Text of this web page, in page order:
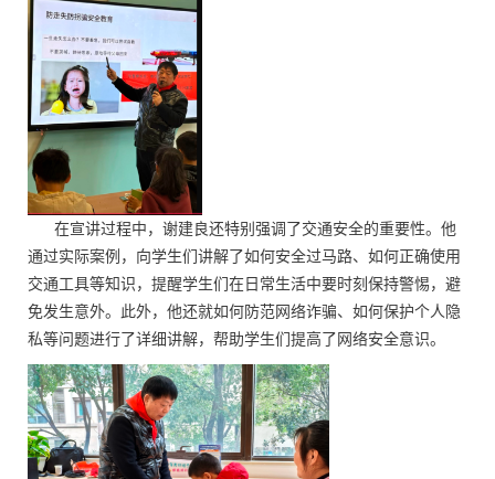
在宣讲过程中，谢建良还特别强调了交通安全的重要性。他
通过实际案例，向学生们讲解了如何安全过马路、如何正确使用
交通工具等知识，提醒学生们在日常生活中要时刻保持警惕，避
免发生意外。此外，他还就如何防范网络诈骗、如何保护个人隐
私等问题进行了详细讲解，帮助学生们提高了网络安全意识。